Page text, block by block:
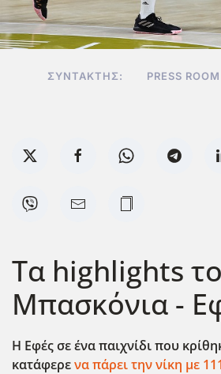
ΣΥΝΤΆΚΤΗΣ: PRESS ROOM
Τα highlights
Μπασκόνια -
Η Εφές σε ένα παιχνίδι που
κατάφερενα πάρει την νίκη με